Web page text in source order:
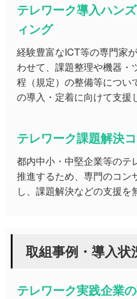
テレワーク導入ハン
ィング
経験豊富なICT等の専門家
わせて、課題整理や機器・
程（規定）の整備等につい
の導入・定着に向けて支援
テレワーク課題解決
都内中小・中堅企業等のテ
推進するため、専門のコン
し、課題解決などの支援を
取組事例・導入
テレワーク実践企業